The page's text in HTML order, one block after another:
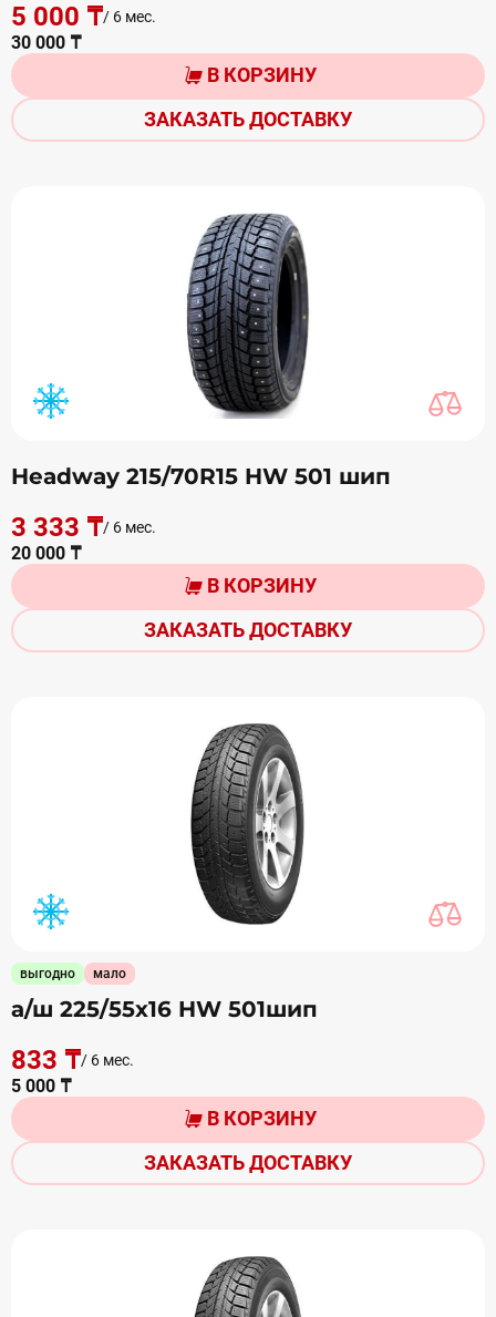
5 000 ₸/ 6 мес.
30 000 ₸
В КОРЗИНУ
ЗАКАЗАТЬ ДОСТАВКУ
Headway 215/70R15 HW 501 шип
3 333 ₸/ 6 мес.
20 000 ₸
В КОРЗИНУ
ЗАКАЗАТЬ ДОСТАВКУ
выгодно мало
а/ш 225/55х16 HW 501шип
833 ₸/ 6 мес.
5 000 ₸
В КОРЗИНУ
ЗАКАЗАТЬ ДОСТАВКУ